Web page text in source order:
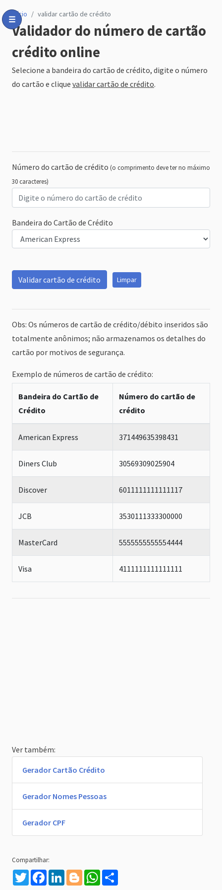
☰
Toggle Menu
início validar cartão de crédito
Validador do número de cartão
crédito online
Selecione a bandeira do cartão de crédito, digite o número
do cartão e clique validar cartão de crédito.
Número do cartão de crédito (o comprimento deve ter no máximo
30 caracteres)
Bandeira do Cartão de Crédito
Obs: Os números de cartão de crédito/débito inseridos são
totalmente anônimos; não armazenamos os detalhes do
cartão por motivos de segurança.
Exemplo de números de cartão de crédito:
Bandeira do Cartão de
Crédito
Número do cartão de
crédito
American Express 371449635398431
Diners Club 30569309025904
Discover 6011111111111117
JCB 3530111333300000
MasterCard 5555555555554444
Visa 4111111111111111
Ver também:
Gerador Cartão Crédito
Gerador Nomes Pessoas
Gerador CPF
TwitterFacebookLinkedInBloggerWhatsApp